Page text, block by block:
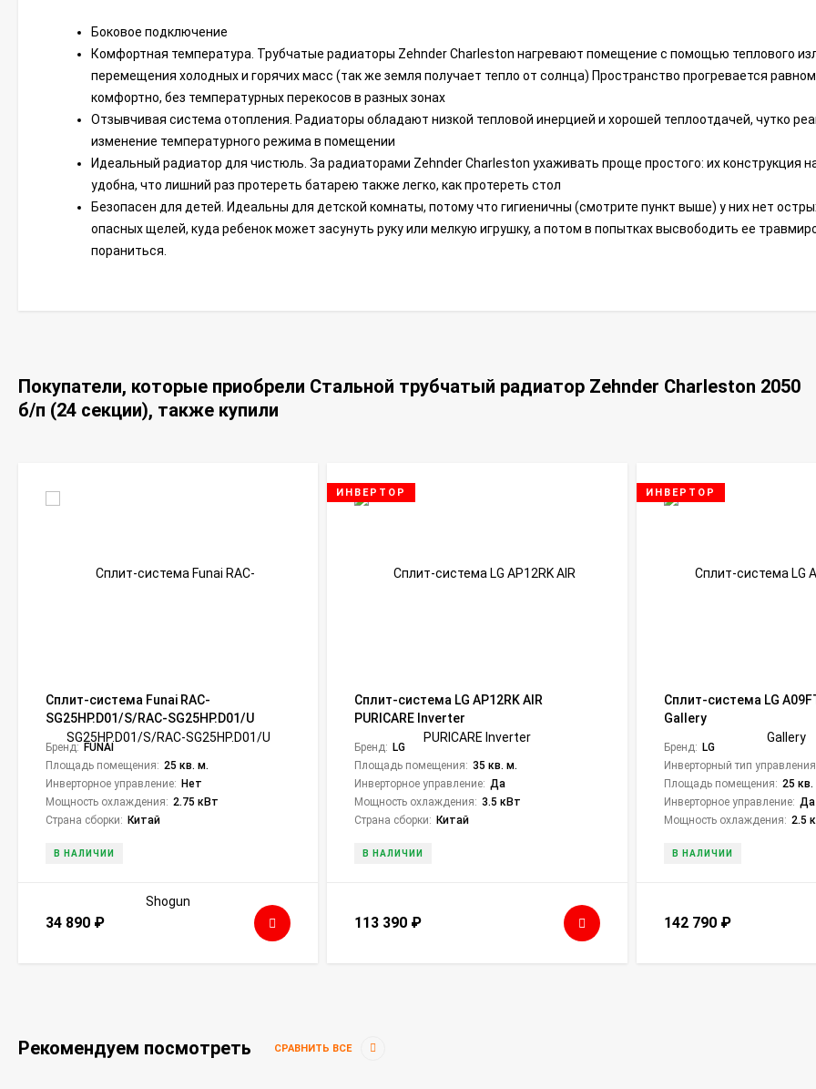
Боковое подключение
Комфортная температура. Трубчатые радиаторы Zehnder Charleston нагревают помещение с помощью теплового
перемещения холодных и горячих масс (так же земля получает тепло от солнца) Пространство прогревается
комфортно, без температурных перекосов в разных зонах
Отзывчивая система отопления. Радиаторы обладают низкой тепловой инерцией и хорошей теплоотдачей, чутко
изменение температурного режима в помещении
Идеальный радиатор для чистюль. За радиаторами Zehnder Charleston ухаживать проще простого: их конструкция
удобна, что лишний раз протереть батарею также легко, как протереть стол
Безопасен для детей. Идеальны для детской комнаты, потому что гигиеничны (смотрите пункт выше) у них нет
опасных щелей, куда ребенок может засунуть руку или мелкую игрушку, а потом в попытках высвободить ее
пораниться.
Покупатели, которые приобрели Стальной трубчатый радиатор Zehnder Charleston 2050
б/п (24 секции), также купили
Сплит-система Funai RAC-
SG25HP.D01/S/RAC-SG25HP.D01/U
Shogun
Бренд: FUNAI
Площадь помещения: 25 кв. м.
Инверторное управление: Нет
Мощность охлаждения: 2.75 кВт
Страна сборки: Китай
В НАЛИЧИИ
34 890 ₽
ИНВЕРТОР
Сплит-система LG AP12RK AIR
PURICARE Inverter
Бренд: LG
Площадь помещения: 35 кв. м.
Инверторное управление: Да
Мощность охлаждения: 3.5 кВт
Страна сборки: Китай
В НАЛИЧИИ
113 390 ₽
ИНВЕРТОР
Сплит-система LG
Gallery
Бренд: LG
Инверторный тип
Площадь помещения: 25 кв.
Инверторное управление: Да
Мощность охлаждения: 2.5
В НАЛИЧИИ
142 790 ₽
Рекомендуем посмотреть СРАВНИТЬ ВСЕ